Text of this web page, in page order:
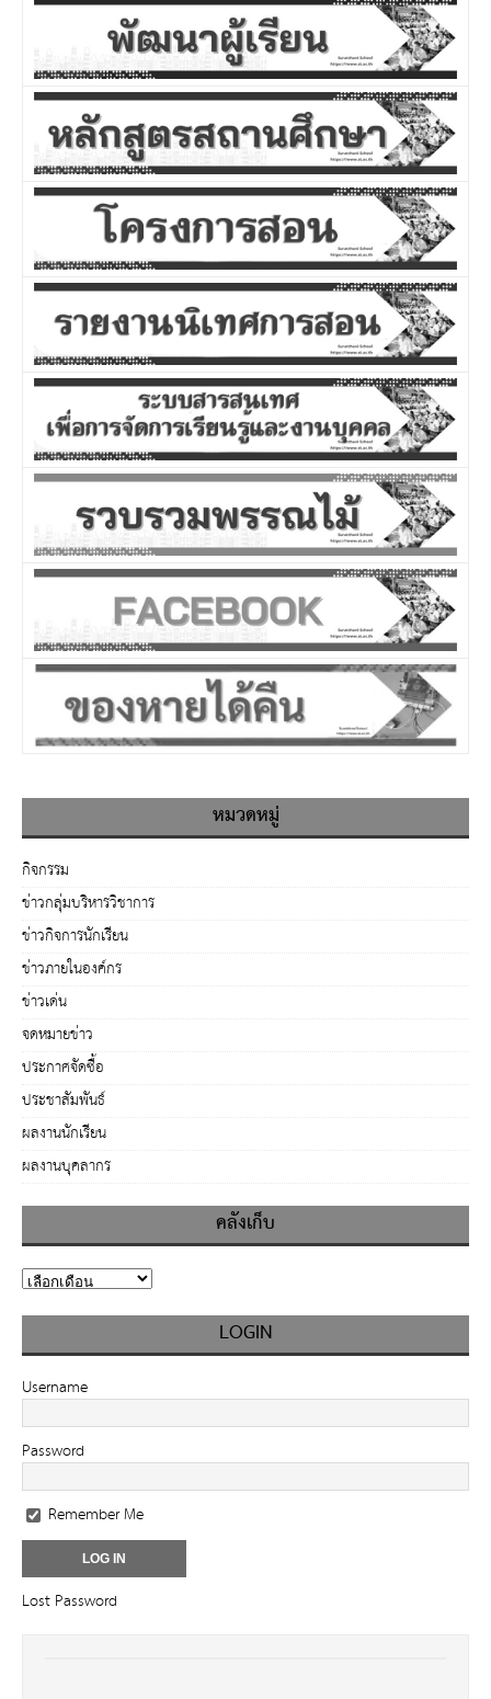
หมวดหมู่
กิจกรรม
ข่าวกลุ่มบริหารวิชาการ
ข่าวกิจการนักเรียน
ข่าวภายในองค์กร
ข่าวเด่น
จดหมายข่าว
ประกาศจัดซื้อ
ประชาสัมพันธ์
ผลงานนักเรียน
ผลงานบุคลากร
คลังเก็บ
LOGIN
Username
Password
Remember Me
Lost Password